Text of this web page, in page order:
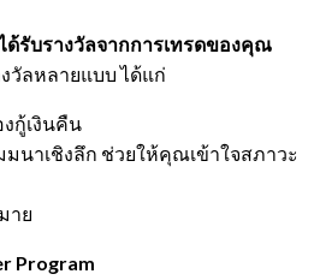
ด้รับรางวัลจากการเทรดของคุณ
วัลหลายแบบ ได้แก่
กู้เงินคืน
นาเชิงลึก ช่วยให้คุณเข้าใจสภาวะ
าย
Program